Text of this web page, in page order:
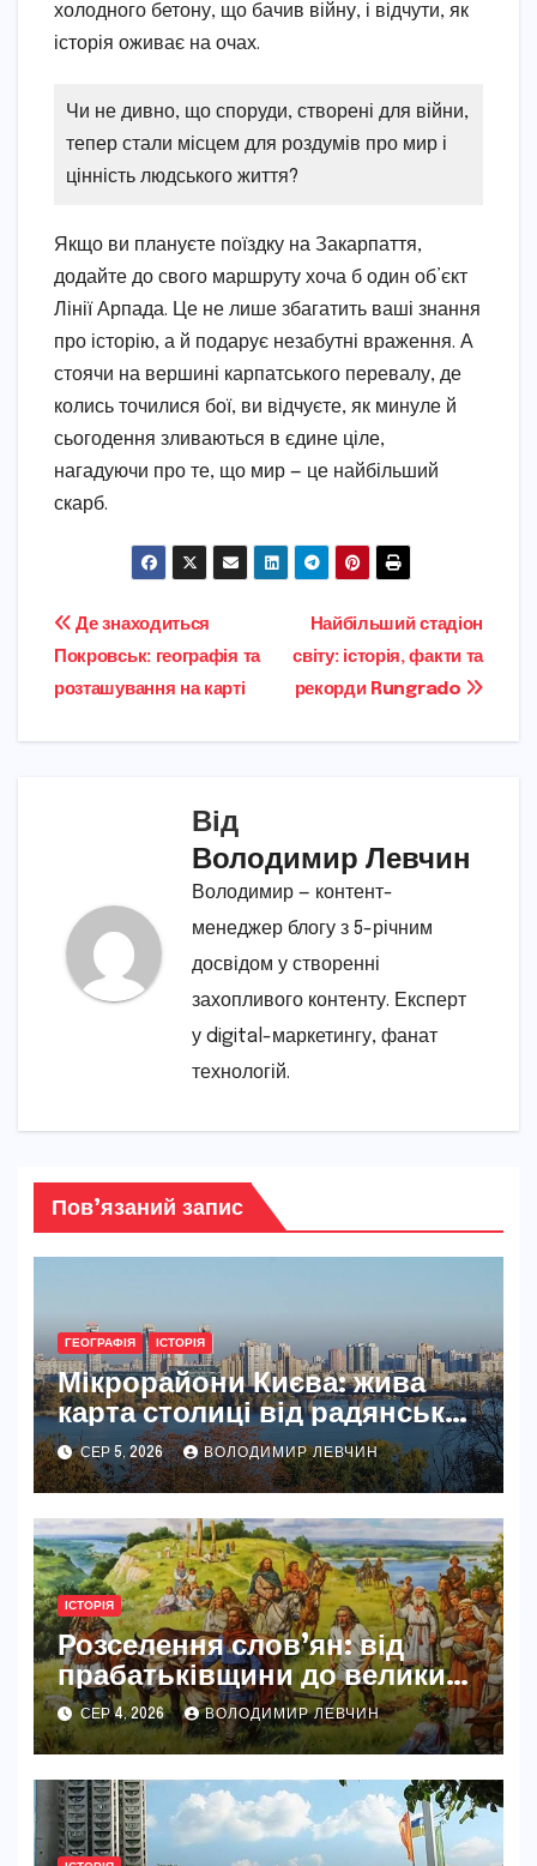
холодного бетону, що бачив війну, і відчути, як
історія оживає на очах.
Чи не дивно, що споруди, створені для війни,
тепер стали місцем для роздумів про мир і
цінність людського життя?
Якщо ви плануєте поїздку на Закарпаття,
додайте до свого маршруту хоча б один об’єкт
Лінії Арпада. Це не лише збагатить ваші знання
про історію, а й подарує незабутні враження. А
стоячи на вершині карпатського перевалу, де
колись точилися бої, ви відчуєте, як минуле й
сьогодення зливаються в єдине ціле,
нагадуючи про те, що мир — це найбільший
скарб.
Навігація
записів
Найбільший стадіон
світу: історія, факти та
рекорди Rungrado
Де знаходиться
Покровськ: географія та
розташування на карті
Від
Володимир Левчин
Володимир — контент-
менеджер блогу з 5-річним
досвідом у створенні
захопливого контенту. Експерт
у digital-маркетингу, фанат
технологій.
Пов’язаний запис
ГЕОГРАФІЯ ІСТОРІЯ
Мікрорайони Києва: жива
карта столиці від радянських
масивів до сучасних
кварталів
СЕР 5, 2026 ВОЛОДИМИР ЛЕВЧИН
ІСТОРІЯ
Розселення слов’ян: від
прабатьківщини до великих
міграцій Європою
СЕР 4, 2026 ВОЛОДИМИР ЛЕВЧИН